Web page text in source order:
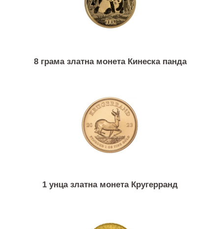
8 грама златна монета Кинеска панда